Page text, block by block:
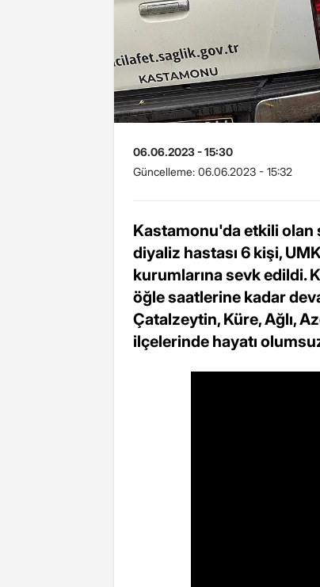
06.06.2023 - 15:30
Güncelleme: 06.06.2023 - 15:32
Kastamonu'da etkili olan
diyaliz hastası 6 kişi,
kurumlarına sevk edildi.
öğle saatlerine kadar
Çatalzeytin, Küre, Ağlı,
ilçelerinde hayatı